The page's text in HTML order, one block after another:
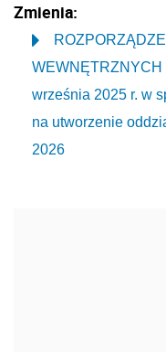
Zmienia:
WEWNĘTRZNYCH
września 2025 r. w
na utworzenie
2026